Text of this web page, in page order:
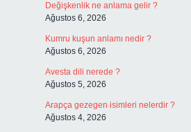
Değişkenlik ne anlama gelir ?
Ağustos 6, 2026
Kumru kuşun anlamı nedir ?
Ağustos 6, 2026
Avesta dili nerede ?
Ağustos 5, 2026
Arapça gezegen isimleri nelerdir ?
Ağustos 4, 2026